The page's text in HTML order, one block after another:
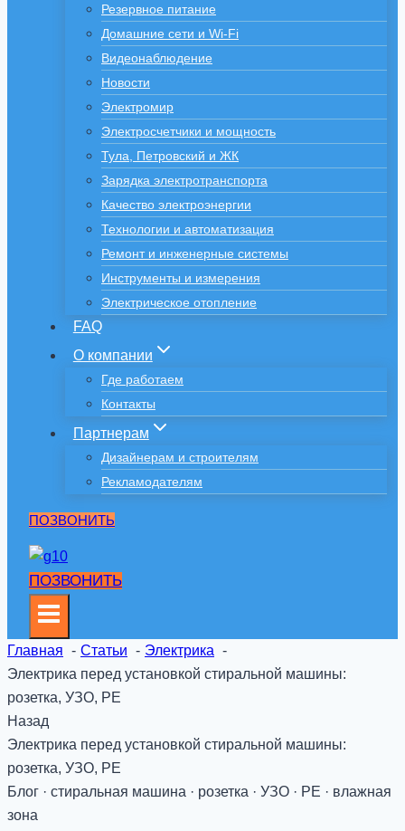
Резервное питание
Домашние сети и Wi-Fi
Видеонаблюдение
Новости
Электромир
Электросчетчики и мощность
Тула, Петровский и ЖК
Зарядка электротранспорта
Качество электроэнергии
Технологии и автоматизация
Ремонт и инженерные системы
Инструменты и измерения
Электрическое отопление
FAQ
О компании
Где работаем
Контакты
Партнерам
Дизайнерам и строителям
Рекламодателям
ПОЗВОНИТЬ
ПОЗВОНИТЬ
Главная Статьи
Электрика
Электрика перед установкой стиральной машины:
розетка, УЗО, PE
Назад
Электрика перед установкой стиральной машины:
розетка, УЗО, PE
Блог · стиральная машина · розетка · УЗО · PE · влажная
зона